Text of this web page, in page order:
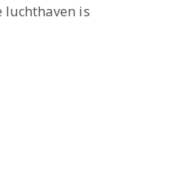
luchthaven is